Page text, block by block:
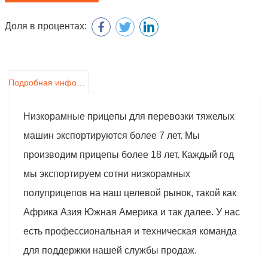
Доля в процентах:
Низкорамные прицепы для перевозки тяжелых
машин экспортируются более 7 лет. Мы
производим прицепы более 18 лет. Каждый год
мы экспортируем сотни низкорамных
полуприцепов на наш целевой рынок, такой как
Африка Азия Южная Америка и так далее. У нас
есть профессиональная и техническая команда
для поддержки нашей службы продаж.